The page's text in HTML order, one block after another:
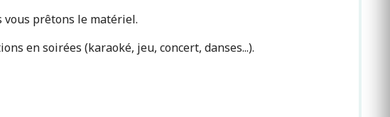
prêtons le matériel.
en soirées (karaoké, jeu, concert, danses...).